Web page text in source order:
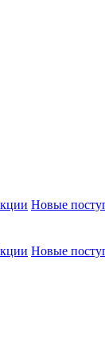
Новые
Новые